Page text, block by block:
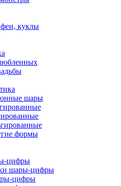
куклы
шары
формы
цифры
шары-цифры
цифры